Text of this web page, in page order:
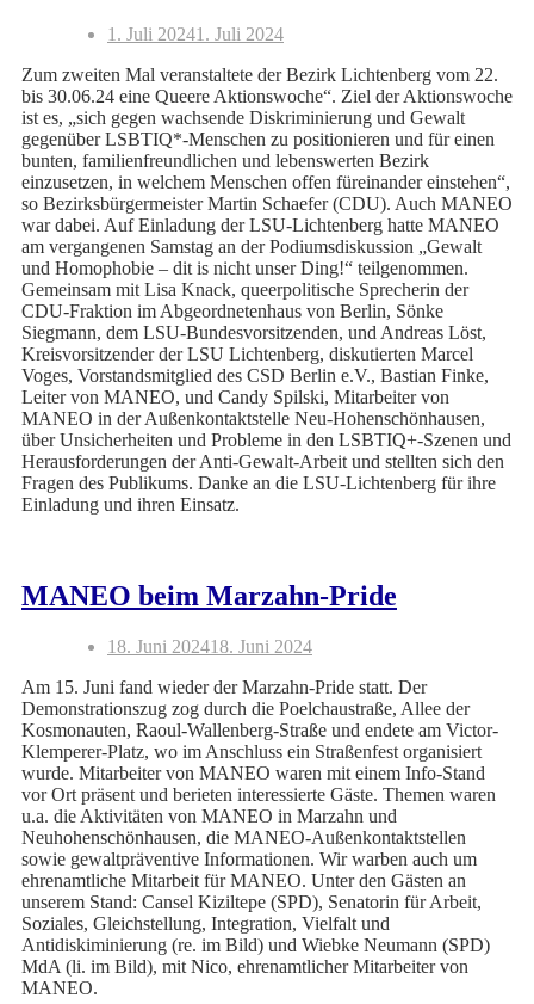
1. Juli 20241. Juli 2024
Zum zweiten Mal veranstaltete der Bezirk Lichtenberg vom 22.
bis 30.06.24 eine Queere Aktionswoche“. Ziel der Aktionswoche
ist es, „sich gegen wachsende Diskriminierung und Gewalt
gegenüber LSBTIQ*-Menschen zu positionieren und für einen
bunten, familienfreundlichen und lebenswerten Bezirk
einzusetzen, in welchem Menschen offen füreinander einstehen“,
so Bezirksbürgermeister Martin Schaefer (CDU). Auch MANEO
war dabei. Auf Einladung der LSU-Lichtenberg hatte MANEO
am vergangenen Samstag an der Podiumsdiskussion „Gewalt
und Homophobie – dit is nicht unser Ding!“ teilgenommen.
Gemeinsam mit Lisa Knack, queerpolitische Sprecherin der
CDU-Fraktion im Abgeordnetenhaus von Berlin, Sönke
Siegmann, dem LSU-Bundesvorsitzenden, und Andreas Löst,
Kreisvorsitzender der LSU Lichtenberg, diskutierten Marcel
Voges, Vorstandsmitglied des CSD Berlin e.V., Bastian Finke,
Leiter von MANEO, und Candy Spilski, Mitarbeiter von
MANEO in der Außenkontaktstelle Neu-Hohenschönhausen,
über Unsicherheiten und Probleme in den LSBTIQ+-Szenen und
Herausforderungen der Anti-Gewalt-Arbeit und stellten sich den
Fragen des Publikums. Danke an die LSU-Lichtenberg für ihre
Einladung und ihren Einsatz.
MANEO beim Marzahn-Pride
18. Juni 202418. Juni 2024
Am 15. Juni fand wieder der Marzahn-Pride statt. Der
Demonstrationszug zog durch die Poelchaustraße, Allee der
Kosmonauten, Raoul-Wallenberg-Straße und endete am Victor-
Klemperer-Platz, wo im Anschluss ein Straßenfest organisiert
wurde. Mitarbeiter von MANEO waren mit einem Info-Stand
vor Ort präsent und berieten interessierte Gäste. Themen waren
u.a. die Aktivitäten von MANEO in Marzahn und
Neuhohenschönhausen, die MANEO-Außenkontaktstellen
sowie gewaltpräventive Informationen. Wir warben auch um
ehrenamtliche Mitarbeit für MANEO. Unter den Gästen an
unserem Stand: Cansel Kiziltepe (SPD), Senatorin für Arbeit,
Soziales, Gleichstellung, Integration, Vielfalt und
Antidiskiminierung (re. im Bild) und Wiebke Neumann (SPD)
MdA (li. im Bild), mit Nico, ehrenamtlicher Mitarbeiter von
MANEO.